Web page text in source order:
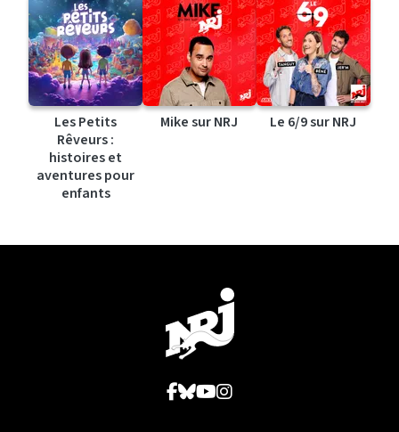
Les Petits
Rêveurs :
histoires et
aventures pour
enfants
Mike sur NRJ Le 6/9 sur NRJ